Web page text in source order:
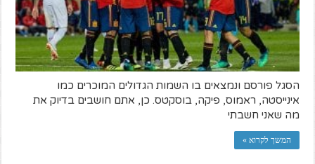
הסגל פורסם ונמצאים בו השמות הגדולים המוכרים כמו
אינייסטה, ראמוס, פיקה, בוסקטס. כן, אתם חושבים בדיוק את
מה שאני חשבתי
המשך לקרוא »